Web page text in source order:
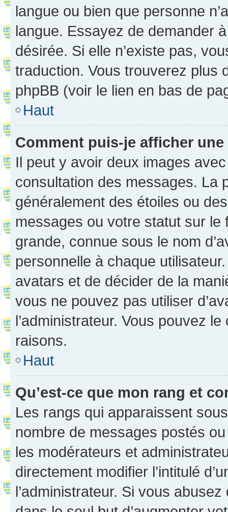
langue ou bien que personne
langue. Essayez de demander
désirée. Si elle n’existe pas,
traduction. Vous trouverez plus
phpBB (voir le lien en bas de
Haut
Comment puis-je afficher
Il peut y avoir deux images
consultation des messages. La
généralement des étoiles ou
messages ou votre statut sur
grande, connue sous le nom
personnelle à chaque utilisateur.
avatars et de décider de la
vous ne pouvez pas utiliser
l’administrateur. Vous pouvez
raisons.
Haut
Qu’est-ce que mon rang et
Les rangs qui apparaissent
nombre de messages postés
les modérateurs et
directement modifier l’intitulé
l’administrateur. Si vous